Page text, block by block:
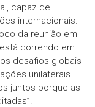
capaz de
internacionais.
da reunião em
correndo em
desafios globais
unilaterais
juntos porque as